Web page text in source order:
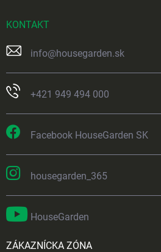
KONTAKT
info@housegarden.sk
+421 949 494 000
Facebook HouseGarden SK
housegarden_365
HouseGarden
ZÁKAZNÍCKA ZÓNA